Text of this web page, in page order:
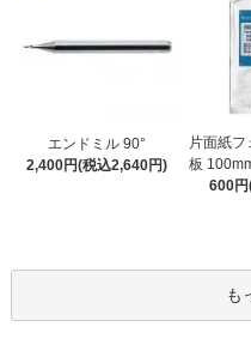
エンドミル 90°
2,400円(税込2,640円)
片面紙
板
600
も